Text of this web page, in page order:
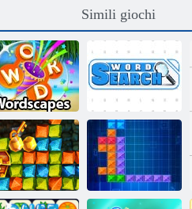
Simili giochi
Wordscapes Ricerca di parole